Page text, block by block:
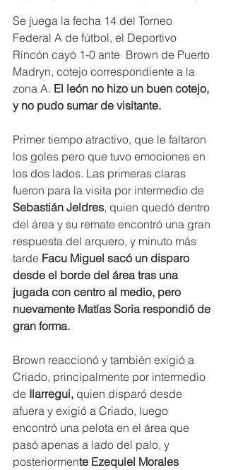
Se juega la fecha 14 del Torneo
Federal A de fútbol, el Deportivo
Rincón cayó 1-0 ante  Brown de Puerto
Madryn, cotejo correspondiente a la
zona A. El león no hizo un buen cotejo,
y no pudo sumar de visitante.
Primer tiempo atractivo, que le faltaron
los goles pero que tuvo emociones en
los dos lados. Las primeras claras
fueron para la visita por intermedio de
Sebastián Jeldres, quien quedó dentro
del área y su remate encontró una gran
respuesta del arquero, y minuto más
tarde Facu Miguel sacó un disparo
desde el borde del área tras una
jugada con centro al medio, pero
nuevamente Matías Soria respondió de
gran forma.
Brown reaccionó y también exigió a
Criado, principalmente por intermedio
de Ilarregui, quien disparó desde
afuera y exigió a Criado, luego
encontró una pelota en el área que
pasó apenas a lado del palo, y
posteriormente Ezequiel Morales